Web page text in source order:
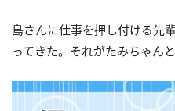
島さんに仕事を押し付ける先
ってきた。それがたみちゃん